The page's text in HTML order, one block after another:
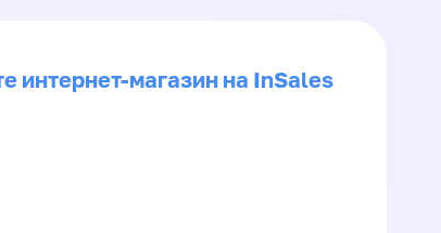
интернет-магазин на InSales